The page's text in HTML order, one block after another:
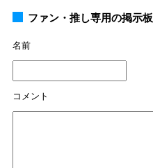
ファン・推し専用の掲示板
名前
コメント